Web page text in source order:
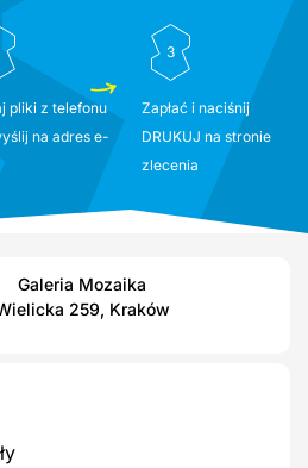
pliki z telefonu
na adres e-
3
Zapłać i naciśnij
DRUKUJ na stronie
zlecenia
Galeria Mozaika
259, Kraków